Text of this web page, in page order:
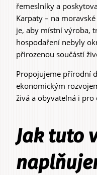
řemeslníky a
Karpaty – na
je, aby místní výroba,
hospodaření nebyly
přirozenou součástí
Propojujeme přírodní
ekonomickým
živá a obyvatelná i pro
Jak tuto